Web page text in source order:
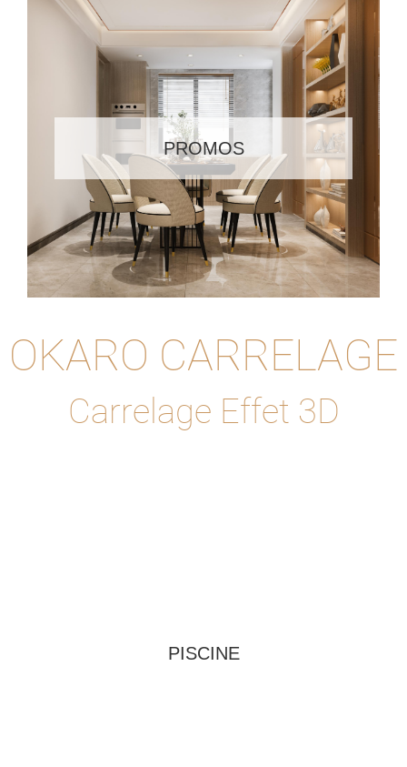
PROMOS
OKARO CARRELAGE
Carrelage Effet 3D
PISCINE